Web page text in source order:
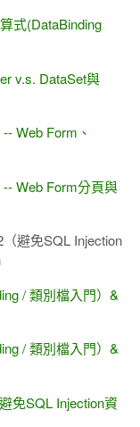
式(DataBinding
v.s. DataSet與
Web Form、
Web Form分頁與
避免SQL Injection
/ 類別檔入門）&
/ 類別檔入門）&
免SQL Injection資